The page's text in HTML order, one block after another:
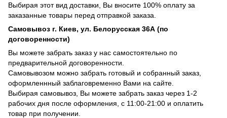
Выбирая этот вид доставки, Вы вносите 100% оплату за
заказанные товары перед отправкой заказа.
Самовывоз г. Киев, ул. Белорусская 36А (по
договоренности)
Вы можете забрать заказ у нас самостоятельно по
предварительной договоренности.
Самовывозом можно забрать готовый и собранный заказ,
оформленнный заблаговременно Вами на сайте.
Выбирая самовывоз, Вы можете забрать заказ через 1-2
рабочих дня после оформления, с 11:00-21:00 и оплатить
товар при получении.